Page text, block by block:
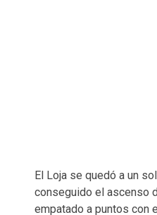
El Loja se quedó a un
conseguido el ascenso
empatado a puntos con